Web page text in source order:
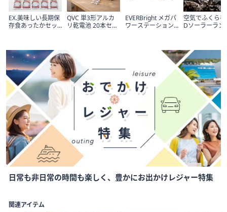
EX.美味しい長期保
存食あったかセッ
QVC 単3形アルカ
リ乾電池 20本セッ
EVERBright メガパ
ワーステーション&
空気でふくらむ
Dソーラーラン
Item
1
1
日常も非日常の時間も楽しく、豊かにお出かけレジャー特集
関連アイテム